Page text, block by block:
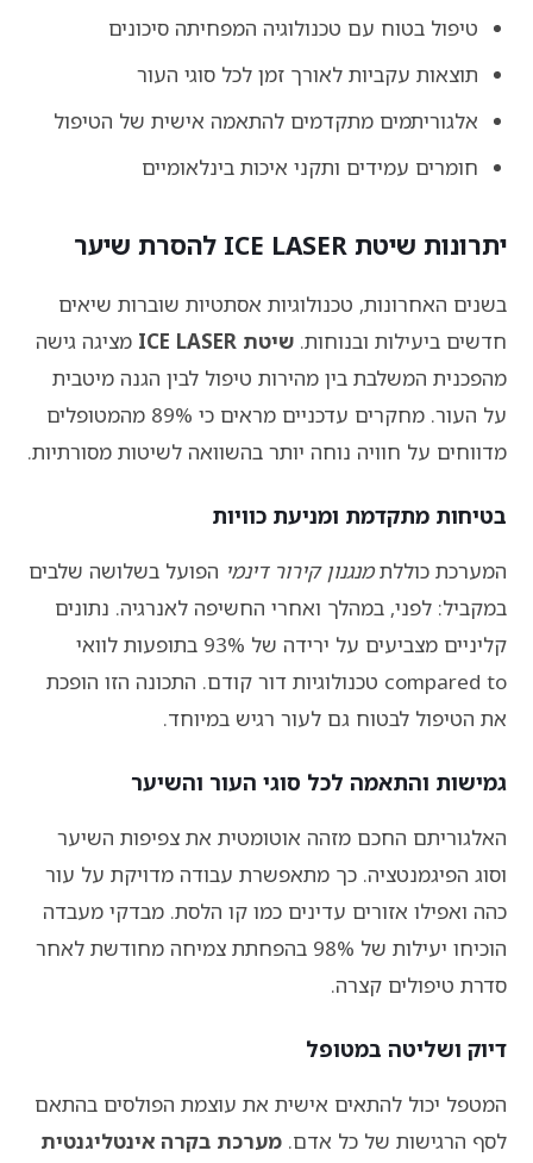
טיפול בטוח עם טכנולוגיה המפחיתה סיכונים
תוצאות עקביות לאורך זמן לכל סוגי העור
אלגוריתמים מתקדמים להתאמה אישית של הטיפול
חומרים עמידים ותקני איכות בינלאומיים
יתרונות שיטת ICE LASER להסרת שיער
בשנים האחרונות, טכנולוגיות אסתטיות שוברות שיאים
חדשים ביעילות ובנוחות. שיטת ICE LASER
מציגה גישה
מהפכנית המשלבת בין מהירות טיפול לבין הגנה מיטבית
על העור. מחקרים עדכניים מראים כי 89% מהמטופלים
מדווחים על חוויה נוחה יותר בהשוואה לשיטות מסורתיות.
בטיחות מתקדמת ומניעת כוויות
המערכת כוללתמנגנון קירור דינמי הפועל בשלושה שלבים
במקביל: לפני, במהלך ואחרי החשיפה לאנרגיה. נתונים
קליניים מצביעים על ירידה של 93% בתופעות לוואי
compared to טכנולוגיות דור קודם. התכונה הזו הופכת
את הטיפול לבטוח גם לעור רגיש במיוחד.
גמישות והתאמה לכל סוגי העור והשיער
האלגוריתם החכם מזהה אוטומטית את צפיפות השיער
וסוג הפיגמנטציה. כך מתאפשרת עבודה מדויקת על עור
כהה ואפילו אזורים עדינים כמו קו הלסת. מבדקי מעבדה
הוכיחו יעילות של 98% בהפחתת צמיחה מחודשת לאחר
סדרת טיפולים קצרה.
דיוק ושליטה במטופל
המטפל יכול להתאים אישית את עוצמת הפולסים בהתאם
לסף הרגישות של כל אדם. מערכת בקרה אינטליגנטית